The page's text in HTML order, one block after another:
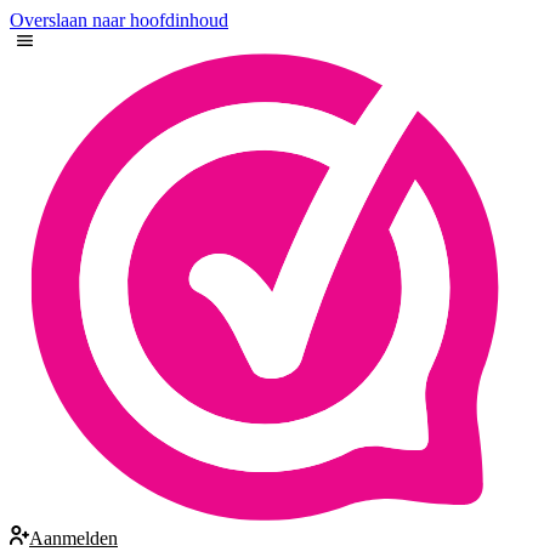
Overslaan naar hoofdinhoud
Aanmelden